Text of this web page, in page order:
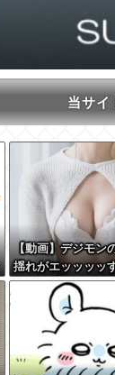
当サイ
【動画】デジモン
揺れがエッッッッ
ww